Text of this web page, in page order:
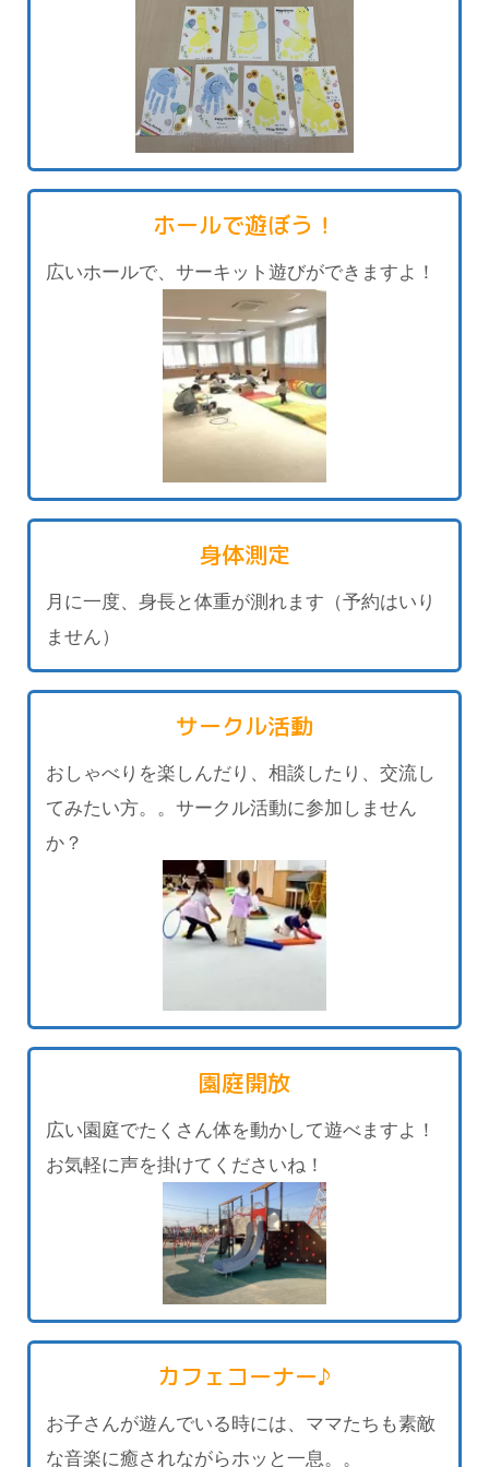
ホールで遊ぼう！
広いホールで、サーキット遊びができますよ！
身体測定
月に一度、身長と体重が測れます（予約はいり
ません）
サークル活動
おしゃべりを楽しんだり、相談したり、交流し
てみたい方。。サークル活動に参加しません
か？
園庭開放
広い園庭でたくさん体を動かして遊べますよ！
お気軽に声を掛けてくださいね！
カフェコーナー♪
お子さんが遊んでいる時には、ママたちも素敵
な音楽に癒されながらホッと一息。。